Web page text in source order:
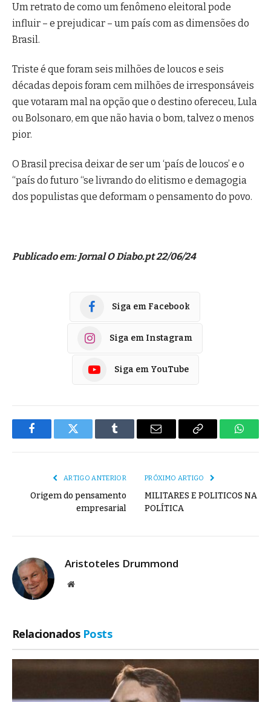
Um retrato de como um fenômeno eleitoral pode
influir – e prejudicar – um país com as dimensões do
Brasil.
Triste é que foram seis milhões de loucos e seis
décadas depois foram cem milhões de irresponsáveis
que votaram mal na opção que o destino ofereceu, Lula
ou Bolsonaro, em que não havia o bom, talvez o menos
pior.
O Brasil precisa deixar de ser um ‘país de loucos’ e o
“país do futuro “se livrando do elitismo e demagogia
dos populistas que deformam o pensamento do povo.
Publicado em: Jornal O Diabo.pt 22/06/24
Siga em Facebook
Siga em Instagram
Siga em YouTube
FacebookTwitter Tumblr
E-
Copiar
ARTIGO ANTERIOR
Origem do pensamento
empresarial
PRÓXIMO ARTIGO
MILITARES E POLITICOS NA
POLÍTICA
Aristoteles Drummond
Site
Relacionados Posts